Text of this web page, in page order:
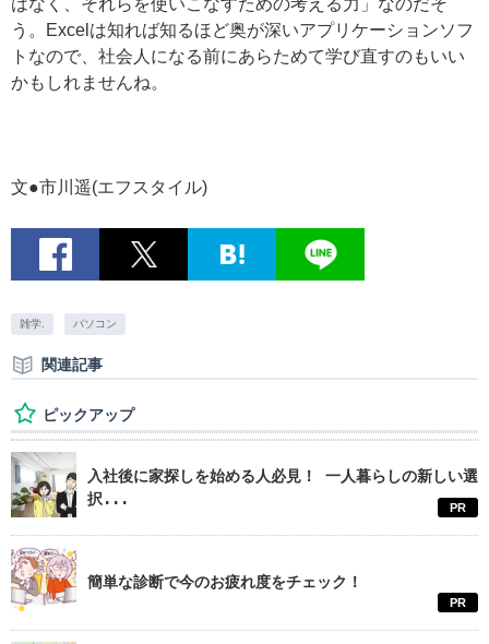
はなく、それらを使いこなすための考える力」なのだそ
う。Excelは知れば知るほど奥が深いアプリケーションソフ
トなので、社会人になる前にあらためて学び直すのもいい
かもしれませんね。
文●市川遥(エフスタイル)
雑学. パソコン
関連記事
ピックアップ
入社後に家探しを始める人必見！ 一人暮らしの新しい選
択...
PR
簡単な診断で今のお疲れ度をチェック！
PR